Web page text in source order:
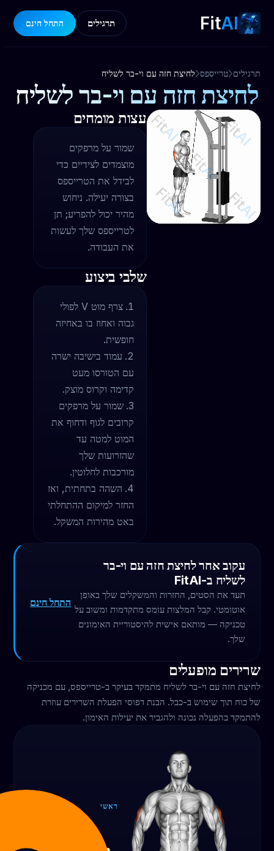
FitAI תרגילים התחל חינם
תרגילים טרייספס לחיצת חזה עם וי-בר לשליח
לחיצת חזה עם וי-בר לשליח
עצות מומחים
שמור על מרפקים
מוצמדים לצידיים כדי
לבידל את הטרייספס
בצורה יעילה. ניחוש
מהיר יכול להפריע; תן
לטרייספס שלך לעשות
את העבודה.
שלבי ביצוע
צרף מוט V לפולי
גבוה ואחוז בו באחיזה
חופשית.
עמוד בישיבה ישרה
עם הטורסו מעט
קדימה וקרוס מוצק.
שמור על מרפקים
קרובים לגוף ודחוף את
המוט למטה עד
שהזרועות שלך
מורכבות לחלוטין.
השהה בתחתית, ואז
החזר למיקום ההתחלתי
באט מהירות המשקל.
עקוב אחר לחיצת חזה עם וי-בר
לשליח ב-FitAI
תעד את הסטים, החזרות והמשקלים שלך באופן
אוטומטי. קבל המלצות עומס מתקדמות ומשוב על
טכניקה — מותאם אישית להיסטוריית האימונים
שלך.
התחל חינם
שרירים מופעלים
לחיצת חזה עם וי-בר לשליח מתמקד בעיקר ב-טרייספס, עם מכניקה
של כוח תוך שימוש ב-כבל. הבנת דפוסי הפעלת השרירים עוזרת
להתמקד בהפעלה נכונה ולהגביר את יעילות האימון.
ראשי